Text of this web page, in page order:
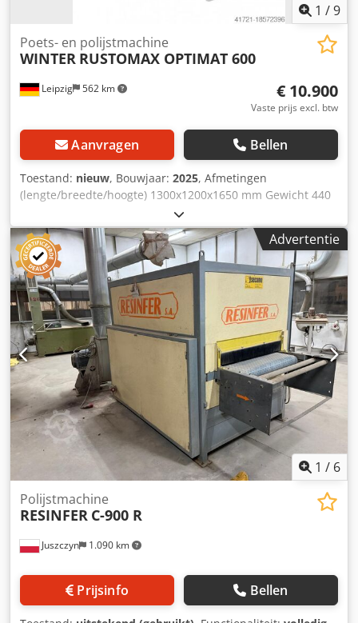
1 /9
Leipzig 562 km
Poets- en polijstmachine
WINTER RUSTOMAX OPTIMAT 600
€ 10.900
Vaste prijs excl. btw
Aanvragen Bellen
Toestand: nieuw, Bouwjaar: 2025, Afmetingen
(lengte/breedte/hoogte) 1300x1200x1650 mm Gewicht 440
kg Totaal benodigd vermogen 8 kW Borstelmachine
RUSTOMAX OPTIMAT 600 - Werkbreedte 600 mm -
maximaal materiaalhoogte 300 mm - Werklengte 1200 mm
- Borsteldiameter 190 mm Chsdpfsv A Hdpsx Aixsa -
Borstelsnelheid 1500 tpm - Spildiameter 40 mm - Aantal
borstels: 2 st. (metaal + nylon) - maximaal snelheid van de
invoerband + traploze instelling 0 - 10 m/min. -
Werkhoogte 940 mm + 50 mm - Afzuigmond diameter 2 x
120 mm - Totaal vermogen 8,0 kW (2 x 4 kW) - Spanning
400V / 50Hz - Totale afmetingen L=1300 mm, B=1200 mm,
H=1650 mm - Gewicht 440 kg
Advertentie
1 / 6
Juszczyn 1.090 km
Polijstmachine
RESINFER C-900 R
Prijsinfo Bellen